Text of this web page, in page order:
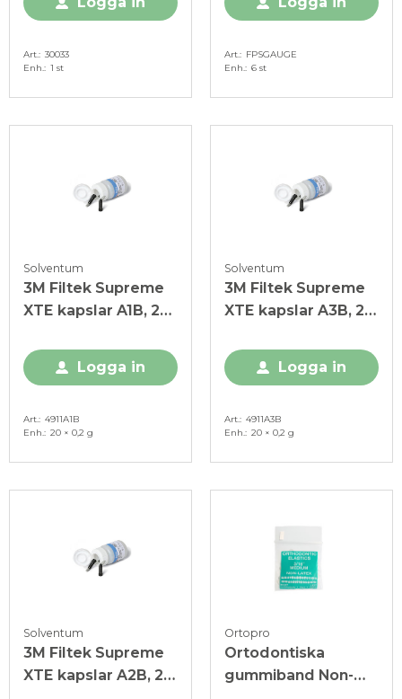
Art. 30033
Enh. 1 st
Art.
FPSGAUGE
Enh. 6 st
Solventum
3M Filtek Supreme
XTE kapslar A1B, 20
Logga in
Art.
4911A1B
Enh.
20 × 0,2 g
Solventum
3M Filtek Supreme
XTE kapslar A3B, 20
Logga in
Art.
4911A3B
Enh.
20 × 0,2 g
Solventum
3M Filtek Supreme
XTE kapslar A2B, 20
Ortopro
Ortodontiska
gummiband Non-